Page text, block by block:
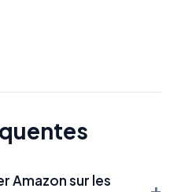
Amazon sur les